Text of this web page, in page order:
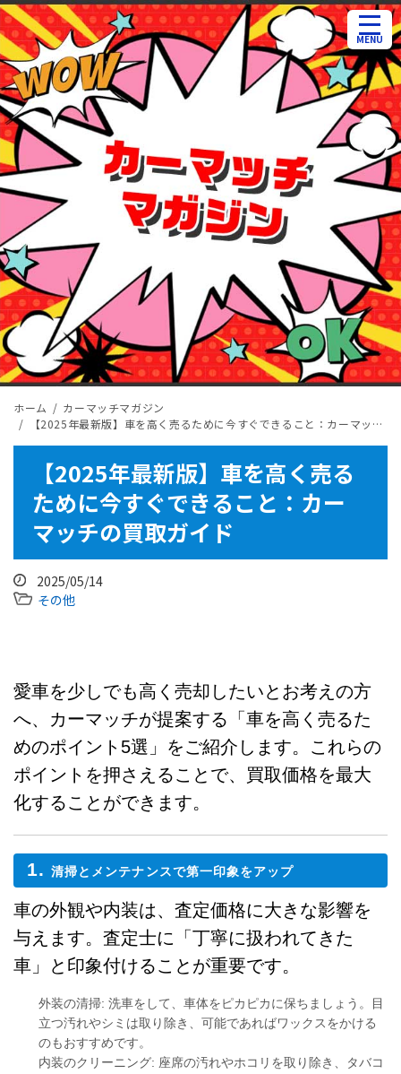
ホーム
カーマッチマガジン
​​【2025年最新版】車を高く売るために今すぐできること：カーマッチの買取ガイド
​​【2025年最新版】車を高く売る
ために今すぐできること：カー
マッチの買取ガイド
2025/05/14
その他
愛車を少しでも高く売却したいとお考えの方
へ、カーマッチが提案する「車を高く売るた
めのポイント5選」をご紹介します。これらの
ポイントを押さえることで、買取価格を最大
化することができます。
1.清掃とメンテナンスで第一印象をアップ
車の外観や内装は、査定価格に大きな影響を
与えます。査定士に「丁寧に扱われてきた
車」と印象付けることが重要です。
外装の清掃: 洗車をして、車体をピカピカに保ちましょう。目
立つ汚れやシミは取り除き、可能であればワックスをかける
のもおすすめです。
内装のクリーニング: 座席の汚れやホコリを取り除き、タバコ